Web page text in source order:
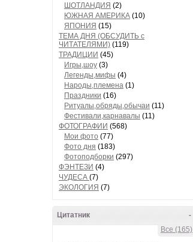
ШОТЛАНДИЯ (2)
ЮЖНАЯ АМЕРИКА (10)
ЯПОНИЯ (15)
ТЕМА ДНЯ (ОБСУДИТЬ с
ЧИТАТЕЛЯМИ) (119)
ТРАДИЦИИ (45)
Игры,шоу (3)
Легенды,мифы (4)
Народы,племена (1)
Праздники (16)
Ритуалы,обряды,обычаи (11)
Фестивали,карнавалы (11)
ФОТОГРАФИИ (568)
Мои фото (77)
Фото дня (183)
Фотоподборки (297)
ФЭНТЕЗИ (4)
ЧУДЕСА (7)
ЭКОЛОГИЯ (7)
-
Цитатник
Все (165)